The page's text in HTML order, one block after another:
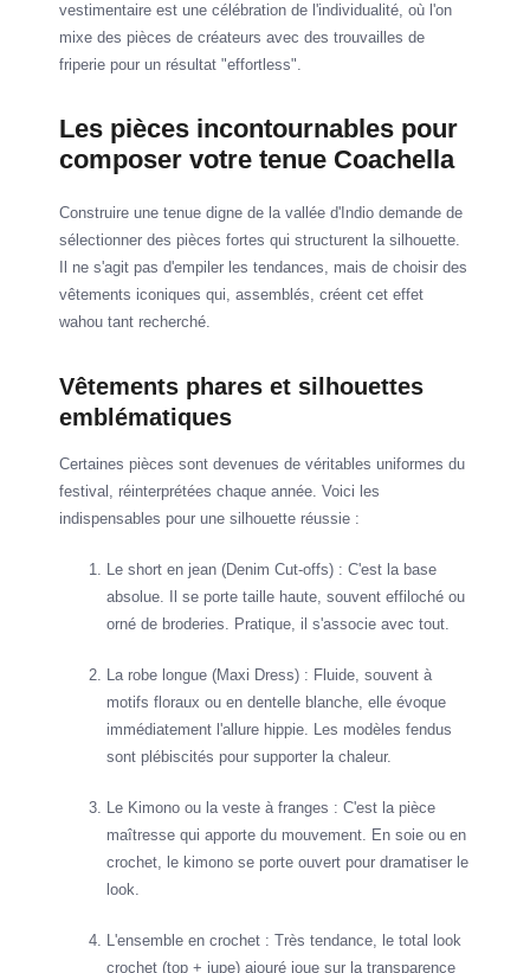
vestimentaire est une célébration de l'individualité, où l'on
mixe des pièces de créateurs avec des trouvailles de
friperie pour un résultat "effortless".
Les pièces incontournables pour
composer votre tenue Coachella
Construire une tenue digne de la vallée d'Indio demande de
sélectionner des pièces fortes qui structurent la silhouette.
Il ne s'agit pas d'empiler les tendances, mais de choisir des
vêtements iconiques qui, assemblés, créent cet effet
wahou tant recherché.
Vêtements phares et silhouettes
emblématiques
Certaines pièces sont devenues de véritables uniformes du
festival, réinterprétées chaque année. Voici les
indispensables pour une silhouette réussie :
Le short en jean (Denim Cut-offs) : C'est la base
absolue. Il se porte taille haute, souvent effiloché ou
orné de broderies. Pratique, il s'associe avec tout.
La robe longue (Maxi Dress) : Fluide, souvent à
motifs floraux ou en dentelle blanche, elle évoque
immédiatement l'allure hippie. Les modèles fendus
sont plébiscités pour supporter la chaleur.
Le Kimono ou la veste à franges : C'est la pièce
maîtresse qui apporte du mouvement. En soie ou en
crochet, le kimono se porte ouvert pour dramatiser le
look.
L'ensemble en crochet : Très tendance, le total look
crochet (top + jupe) ajouré joue sur la transparence